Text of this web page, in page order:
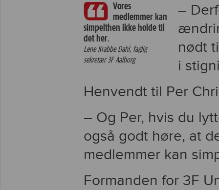
Vores
medlemmer kan
simpelthen ikke holde til
det her.
Lene Krabbe Dahl, faglig
sekretær 3F Aalborg
–
nødt
i
Henvendt til Per
– Og Per, hvis du
også godt høre, at
medlemmer kan
Formanden for 3F